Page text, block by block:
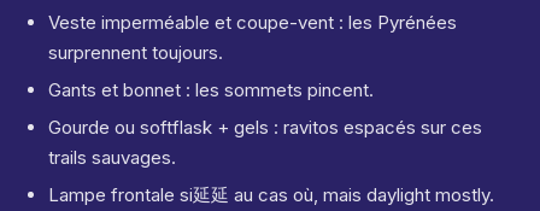
Veste imperméable et coupe-vent : les Pyrénées
surprennent toujours.
Gants et bonnet : les sommets pincent.
Gourde ou softflask + gels : ravitos espacés sur ces
trails sauvages.
Lampe frontale si延延 au cas où, mais daylight mostly.